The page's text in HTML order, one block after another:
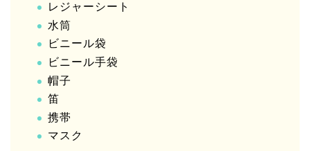
レジャーシート
水筒
ビニール袋
ビニール手袋
帽子
笛
携帯
マスク